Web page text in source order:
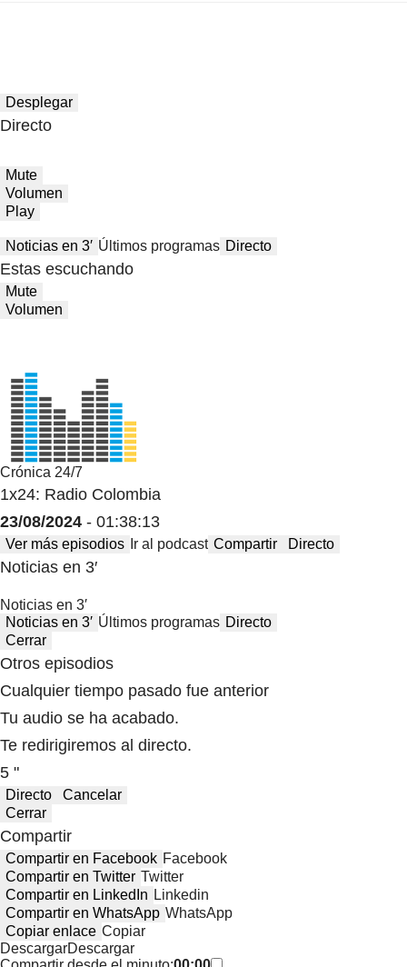
Desplegar
Directo
Mute
Volumen
Play
Noticias en 3′ Últimos programas Directo
Estas escuchando
Mute
Volumen
Crónica 24/7
1x24: Radio Colombia
23/08/2024 - 01:38:13
Ver más episodios Ir al podcast Compartir Directo
Noticias en 3′
Noticias en 3′
Noticias en 3′ Últimos programas Directo
Cerrar
Otros episodios
Cualquier tiempo pasado fue anterior
Tu audio se ha acabado.
Te redirigiremos al directo.
5 "
Directo
Cancelar
Cerrar
Compartir
Compartir en Facebook Facebook
Compartir en Twitter Twitter
Compartir en LinkedIn Linkedin
Compartir en WhatsApp WhatsApp
Copiar enlace Copiar
DescargarDescargar